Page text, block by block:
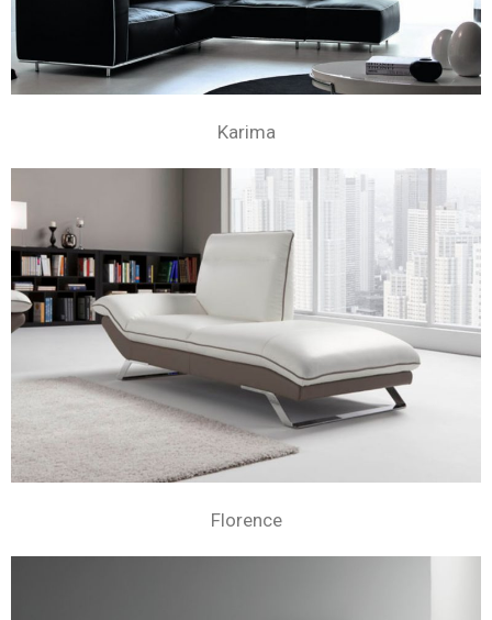
Karima
Florence